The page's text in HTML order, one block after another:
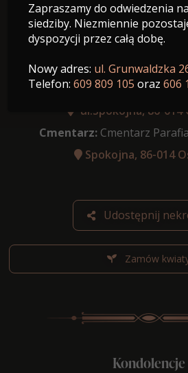
Data pogrzebu:
Ceremonia pożegnalna:
Kaplica Cmentarna w
ul.Spokojna, 86-014
Cmentarz:Cmentarz
Spokojna, 86-014
Udostępnij
Zamów
Kondolencje
Zapraszamy do odwiedzenia
siedziby. Niezmiennie
dyspozycji przez całą dobę.
Nowy adres: ul. Grunwaldzka
Telefon:609 809 105 oraz606